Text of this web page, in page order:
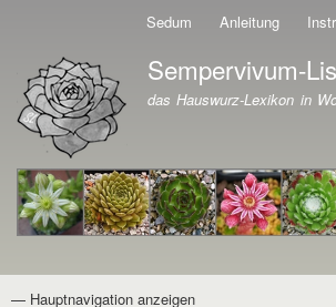
Direkt
zum
Inhalt
Sedum Anleitung
Branding der Website
Sempervivum-
das Hauswurz-Lexikon in
— Hauptnavigation anzeigen